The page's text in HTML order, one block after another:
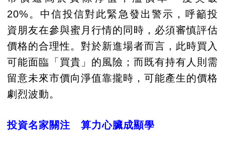
20%。中信投信對此緊急發出警示，呼籲投
資朋友在參與蜜月行情的同時，必須審慎評估
價格的合理性。對於新進場者而言，此時買入
可能面臨「買貴」的風險；而既有持有人則需
留意未來市價向淨值靠攏時，可能產生的價格
劇烈波動。
投資名家關注 算力心臟成顯學